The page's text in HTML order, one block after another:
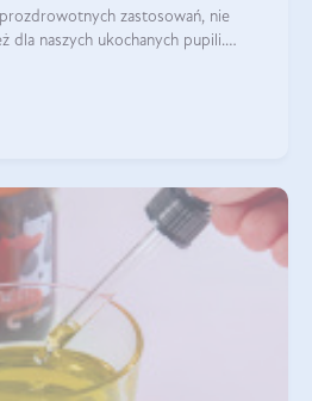
zastosowań, nie
dla naszych ukochanych pupili.